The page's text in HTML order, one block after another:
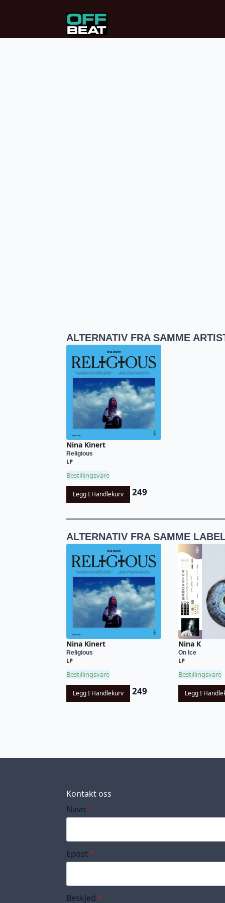
ALTERNATIV FRA SAMME
Nina Kinert
Religious
LP
Bestillingsvare
Legg I Handlekurv 249
ALTERNATIV FRA SAMME
Nina Kinert
Religious
LP
Bestillingsvare
Legg I Handlekurv 249
Nina K
On Ice
LP
Bestillingsvare
Legg I
Kontakt oss
Navn *
Epost *
Beskjed *